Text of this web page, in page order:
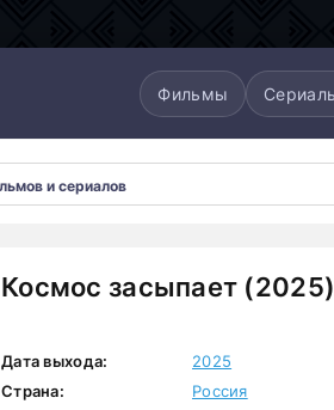
Фильмы
Космос засыпает
Дата выхода:
2025
Страна:
Россия